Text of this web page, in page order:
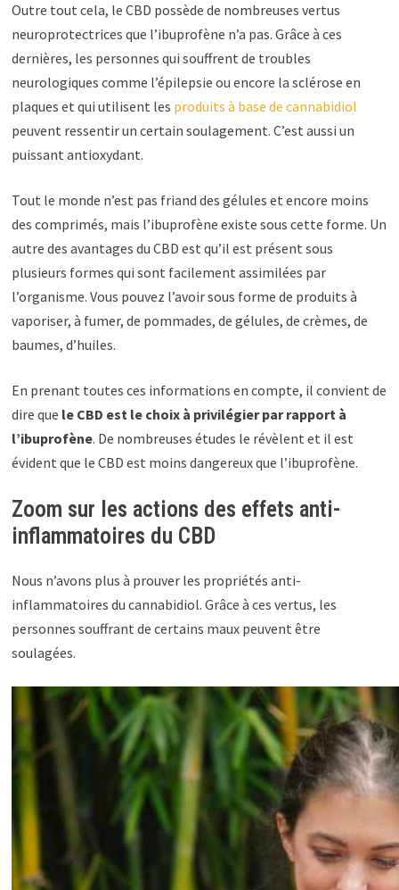
Outre tout cela, le CBD possède de nombreuses vertus
neuroprotectrices que l’ibuprofène n’a pas. Grâce à ces
dernières, les personnes qui souffrent de troubles
neurologiques comme l’épilepsie ou encore la sclérose en
plaques et qui utilisent les produits à base de cannabidiol
peuvent ressentir un certain soulagement. C’est aussi un
puissant antioxydant.
Tout le monde n’est pas friand des gélules et encore moins
des comprimés, mais l’ibuprofène existe sous cette forme. Un
autre des avantages du CBD est qu’il est présent sous
plusieurs formes qui sont facilement assimilées par
l’organisme. Vous pouvez l’avoir sous forme de produits à
vaporiser, à fumer, de pommades, de gélules, de crèmes, de
baumes, d’huiles.
En prenant toutes ces informations en compte, il convient de
dire que le CBD est le choix à privilégier par rapport à
l’ibuprofène. De nombreuses études le révèlent et il est
évident que le CBD est moins dangereux que l’ibuprofène.
Zoom sur les actions des effets anti-
inflammatoires du CBD
Nous n’avons plus à prouver les propriétés anti-
inflammatoires du cannabidiol. Grâce à ces vertus, les
personnes souffrant de certains maux peuvent être
soulagées.